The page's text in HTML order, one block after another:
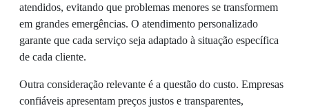
atendidos, evitando que problemas menores se transformem
em grandes emergências. O atendimento personalizado
garante que cada serviço seja adaptado à situação específica
de cada cliente.
Outra consideração relevante é a questão do custo. Empresas
confiáveis apresentam preços justos e transparentes,